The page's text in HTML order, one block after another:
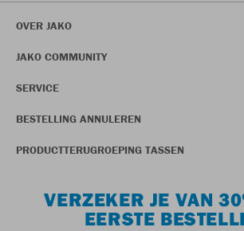
OVER JAKO
JAKO COMMUNITY
SERVICE
BESTELLING ANNULEREN
PRODUCTTERUGROEPING TASSEN
VERZEKER JE VAN
EERSTE